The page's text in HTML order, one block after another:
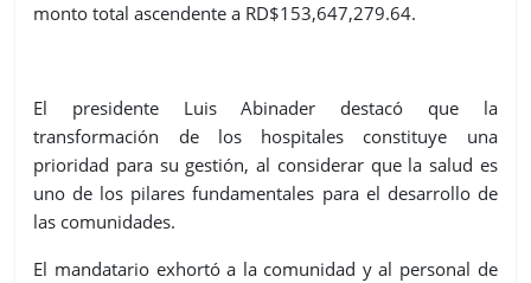
monto total ascendente a RD$153,647,279.64.
El presidente Luis Abinader destacó que la
transformación de los hospitales constituye una
prioridad para su gestión, al considerar que la salud es
uno de los pilares fundamentales para el desarrollo de
las comunidades.
El mandatario exhortó a la comunidad y al personal de